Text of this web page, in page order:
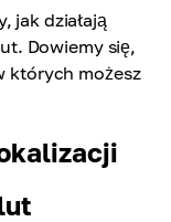
jak działają
Dowiemy się,
których możesz